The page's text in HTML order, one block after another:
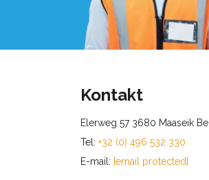
Kontakt
Elerweg 57 3680 Maaseik
Tel: +32 (0) 496 532 330
E-mail: [email protected]